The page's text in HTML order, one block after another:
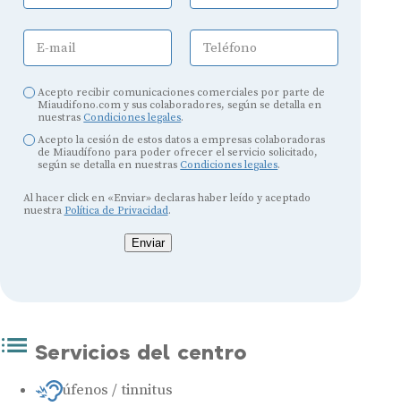
E-mail Teléfono
Acepto recibir comunicaciones comerciales por parte de
Miaudifono.com y sus colaboradores, según se detalla en
nuestras Condiciones legales.
Acepto la cesión de estos datos a empresas colaboradoras
de Miaudífono para poder ofrecer el servicio solicitado,
según se detalla en nuestras Condiciones legales.
Al hacer click en «Enviar» declaras haber leído y aceptado
nuestra Política de Privacidad.
Enviar
Servicios del centro
Acúfenos / tinnitus